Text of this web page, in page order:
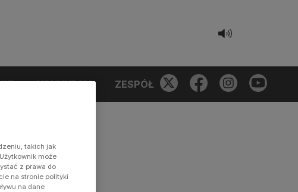
KONKURSY ZESPÓŁ
takich jak
może
z prawa do
na stronie polityki
na dane